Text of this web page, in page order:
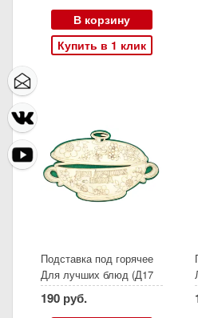
В корзину
Купить в 1 клик
Подставка под горячее
Для лучших блюд (Д17
см)
190 руб.